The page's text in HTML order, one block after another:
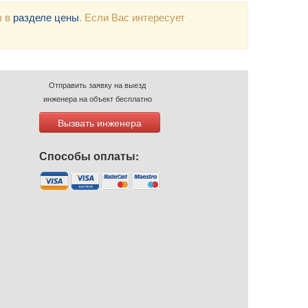
в разделе цены. Если Вас интересует
Отправить заявку на выезд
инженера на объект бесплатно
Вызвать инженера
Способы оплаты: